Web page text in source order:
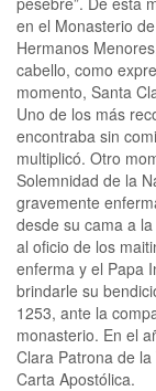
en el Monasterio
Hermanos
cabello, como
momento, Santa
Uno de los más
encontraba sin
multiplicó. Otro
Solemnidad de la
gravemente
desde su cama a
al oficio de los
enferma y el Papa
brindarle su
1253, ante la
monasterio. En el
Clara Patrona de
Carta Apostólica.